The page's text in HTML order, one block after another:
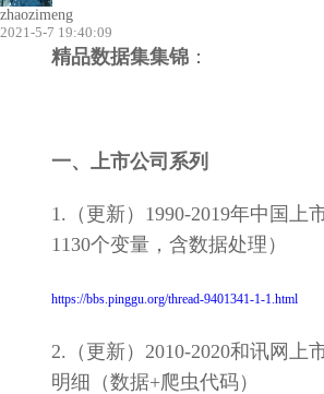
zhaozimeng
2021-5-7 19:40:09
精品数据集集锦 ：
一、上市公司系列
1.（更新）1990-2019年中国上
1130个变量，含数据处理）
https://bbs.pinggu.org/thread-9401341-1-1.html
2.（更新）2010-2020和讯网上
明细（数据+爬虫代码）